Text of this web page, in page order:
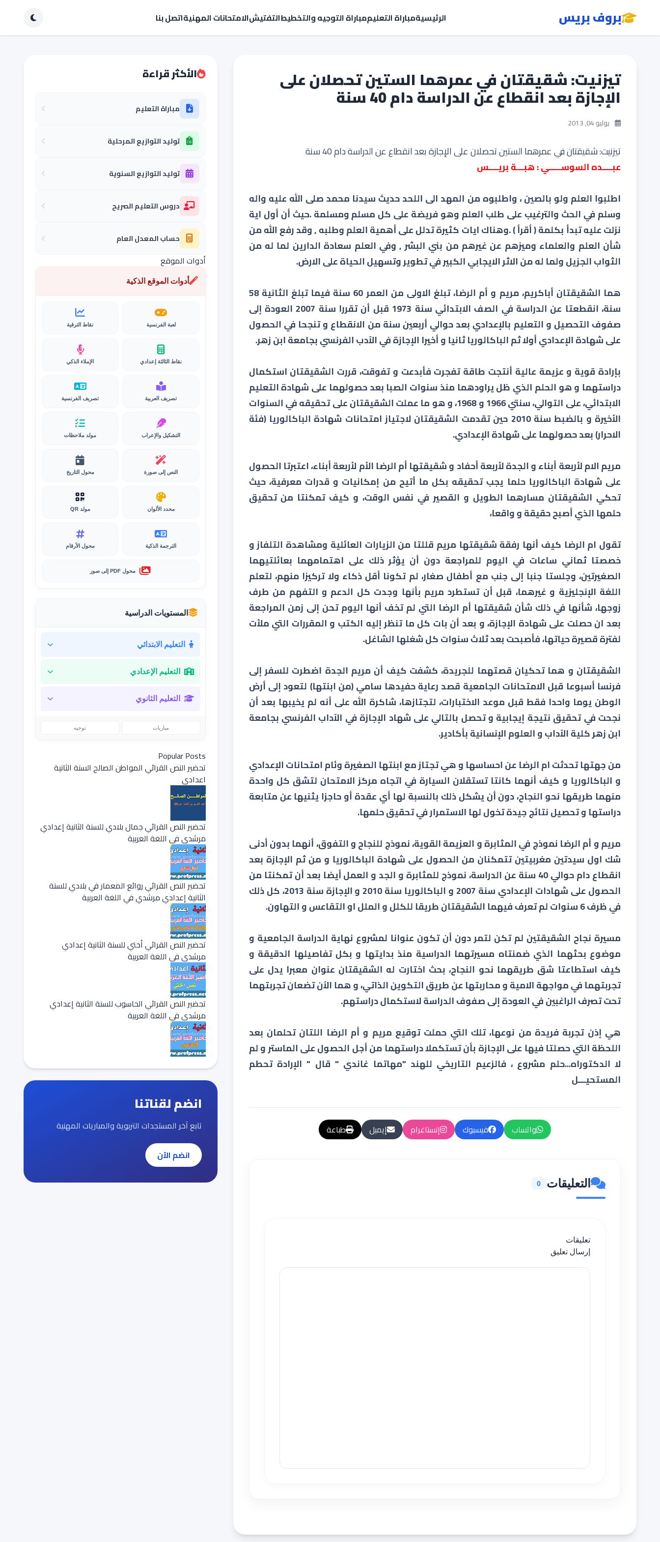
بروف بريس الرئيسيةمباراة التعليممباراة التوجيه والتخطيطالتفتيشالامتحانات المهنيةاتصل بنا
تيزنيت: شقيقتان في عمرهما الستين تحصلان على
الإجازة بعد انقطاع عن الدراسة دام 40 سنة
يوليو 04, 2013
تيزنيت: شقيقتان في عمرهما الستين تحصلان على الإجازة بعد انقطاع عن الدراسة دام 40 سنة
عبــــده السوســـــي : هبـــة بريــــس
اطلبوا العلم ولو بالصين ، واطلبوه من المهد الى اللحد حديث سيدنا محمد صلى الله عليه واله
وسلم في الحث والترغيب على طلب العلم وهو فريضة على كل مسلم ومسلمة .حيث أن أول اية
نزلت عليه تبدأ بكلمة ( أقرأ ) .وهناك ايات كثيرة تدلل على أهمية العلم وطلبه , وقد رفع الله من
شأن العلم والعلماء وميزهم عن غيرهم من بني البشر , وفي العلم سعادة الدارين لما له من
الثواب الجزيل ولما له من الاثر الايجابي الكبير في تطوير وتسهيل الحياة على الارض.
هما الشقيقتان أباكريم، مريم و أم الرضا، تبلغ الاولى من العمر 60 سنة فيما تبلغ الثانية 58
سنة، انقطعتا عن الدراسة في الصف الابتدائي سنة 1973 قبل أن تقررا سنة 2007 العودة إلى
صفوف التحصيل و التعليم بالإعدادي بعد حوالي أربعين سنة من الانقطاع و تنجحا في الحصول
على شهادة الإعدادي أولا ثم الباكالوريا ثانيا و أخيرا الإجازة في الآدب الفرنسي بجامعة ابن زهر.
بإرادة قوية و عزيمة عالية أنتجت طاقة تفجرت فأبدعت و تفوقت، قررت الشقيقتان استكمال
دراستهما و هو الحلم الذي ظل يراودهما منذ سنوات الصبا بعد حصولهما على شهادة التعليم
الابتدائي، على التوالي، سنتي 1966 و 1968، و هو ما عملت الشقيقتان على تحقيقه في السنوات
الأخيرة و بالضبط سنة 2010 حين تقدمت الشقيقتان لاجتياز امتحانات شهادة الباكالوريا (فئة
الاحرار) بعد حصولهما على شهادة الإعدادي.
مريم الام لأربعة أبناء و الجدة لأربعة أحفاد و شقيقتها أم الرضا الأم لأربعة أبناء، اعتبرتا الحصول
على شهادة الباكالوريا حلما يجب تحقيقه بكل ما أتيح من إمكانيات و قدرات معرفية، حيث
تحكي الشقيقتان مسارهما الطويل و القصير في نفس الوقت، و كيف تمكنتا من تحقيق
حلمها الذي أصبح حقيقة و واقعا،
تقول ام الرضا كيف أنها رفقة شقيقتها مريم قللتا من الزيارات العائلية ومشاهدة التلفاز و
خصصتا ثماني ساعات في اليوم للمراجعة دون أن يؤثر ذلك على اهتمامهما بعائلتيهما
الصغيرتين، وجلستا جنبا إلى جنب مع أطفال صغار، لم تكونا أقل ذكاء ولا تركيزا منهم، لتعلم
اللغة الإنجليزية و غيرهما، قبل أن تستطرد مريم بأنها وجدت كل الدعم و التفهم من طرف
زوجها، شأنها في ذلك شأن شقيقتها أم الرضا التي لم تخف أنها اليوم تحن إلى زمن المراجعة
بعد ان حصلت على شهادة الإجازة، و بعد أن بات كل ما تنظر إليه الكتب و المقررات التي ملأت
لفترة قصيرة حياتها، فأصبحت بعد ثلاث سنوات كل شغلها الشاغل.
الشقيقتان و هما تحكيان قصتهما للجريدة، كشفت كيف أن مريم الجدة اضطرت للسفر إلى
فرنسا أسبوعا قبل الامتحانات الجامعية قصد رعاية حفيدها سامي (من ابنتها) لتعود إلى أرض
الوطن يوما واحدا فقط قبل موعد الاختبارات، لتجتازها، شاكرة الله على أنه لم يخيبها بعد أن
نجحت في تحقيق نتيجة إيجابية و تحصل بالتالي على شهاد الإجازة في الآداب الفرنسي بجامعة
ابن زهر كلية الآداب و العلوم الإنسانية بأكادير.
من جهتها تحدثت ام الرضا عن احساسها و هي تجتاز مع ابنتها الصغيرة وئام امتحانات الإعدادي
و الباكالوريا و كيف أنهما كانتا تستقلان السيارة في اتجاه مركز الامتحان لتشق كل واحدة
منهما طريقها نحو النجاح، دون أن يشكل ذلك بالنسبة لها أي عقدة أو حاجزا يثنيها عن متابعة
دراستها و تحصيل نتائج جيدة تخول لها الاستمرار في تحقيق حلمها.
مريم و أم الرضا نموذج في المثابرة و العزيمة القوية، نموذج للنجاح و التفوق، أنهما بدون أدنى
شك اول سيدتين مغربيتين تتمكنان من الحصول على شهادة الباكالوريا و من ثم الإجازة بعد
انقطاع دام حوالي 40 سنة عن الدراسة، نموذج للمثابرة و الجد و العمل أيضا بعد أن تمكنتا من
الحصول على شهادات الإعدادي سنة 2007 و الباكالوريا سنة 2010 و الإجازة سنة 2013، كل ذلك
في ظرف 6 سنوات لم تعرف فيهما الشقيقتان طريقا للكلل و الملل او التقاعس و التهاون.
مسيرة نجاح الشقيقتين لم تكن لتمر دون أن تكون عنوانا لمشروع نهاية الدراسة الجامعية و
موضوع بحثهما الذي ضمنتاه مسيرتهما الدراسية منذ بدايتها و بكل تفاصيلها الدقيقة و
كيف استطاعتا شق طريقهما نحو النجاح، بحث اختارت له الشقيقتان عنوان معبرا يدل على
تجربتهما في مواجهة الامية و محاربتها عن طريق التكوين الذاتي، و هما الآن تضعان تجربتهما
تحت تصرف الراغبين في العودة إلى صفوف الدراسة لاستكمال دراستهم.
هي إذن تجربة فريدة من نوعها، تلك التي حملت توقيع مريم و أم الرضا اللتان تحلمان بعد
اللحظة التي حصلتا فيها على الإجازة بأن تستكملا دراستهما من أجل الحصول على الماستر و لم
لا الدكتوراه...حلم مشروع ، فالزعيم التاريخي للهند "مهاتما غاندي " قال " الإرادة تحطم
المستحيـــل
واتساب فيسبوك إنستاغرام إيميل طباعة
التعليقات 0
تعليقات
إرسال تعليق
الأكثر قراءة
مباراة التعليم
توليد التوازيع المرحلية
توليد التوازيع السنوية
دروس التعليم الصريح
حساب المعدل العام
أدوات الموقع
أدوات الموقع الذكية
لعبة الفرنسية نقاط الترقية
نقاط الثالثة إعدادي الإملاء الذكي
تصريف العربية تصريف الفرنسية
التشكيل والإعراب مولد ملاحظات
النص إلى صورة محول التاريخ
محدد الألوان مولد QR
الترجمة الذكية محول الأرقام
محول PDF إلى صور
المستويات الدراسية
التعليم الابتدائي
التعليم الإعدادي
التعليم الثانوي
مباريات توجيه
Popular Posts
تحضير النص القرائي المواطن الصالح السنة الثانية
اعدادي
تحضير النص القرائي جمال بلادي للسنة الثانية إعدادي
مرشدي في اللغة العربية
تحضير النص القرائي روائع المعمار في بلادي للسنة
الثانية إعدادي مرشدي في اللغة العربية
تحضير النص القرائي أختي للسنة الثانية إعدادي
مرشدي في اللغة العربية
تحضير النص القرائي الحاسوب للسنة الثانية إعدادي
مرشدي في اللغة العربية
انضم لقناتنا
تابع آخر المستجدات التربوية والمباريات المهنية
انضم الآن